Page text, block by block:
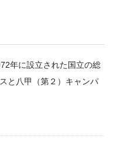
年に設立された国立の総
と八甲（第２）キャンパ